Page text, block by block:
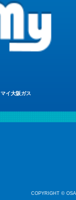
マイ大阪ガス
COPYRIGHT ©